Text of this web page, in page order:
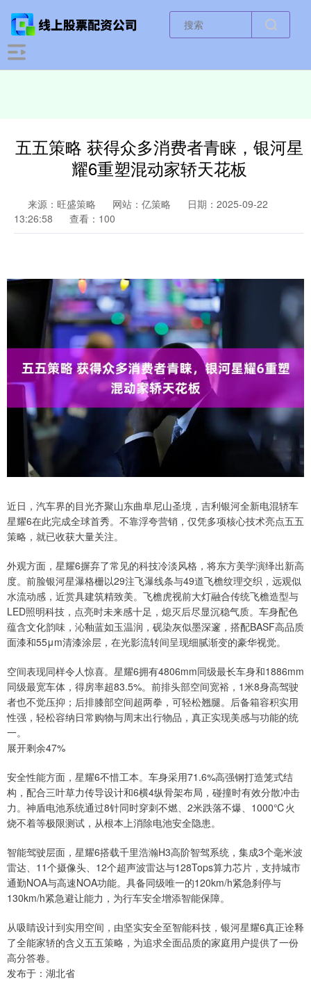
五五策略 获得众多消费者青睐，银河星
耀6重塑混动家轿天花板
来源：旺盛策略 网站：亿策略
日期：2025-09-22
13:26:58
查看：100
近日，汽车界的目光齐聚山东曲阜尼山圣境，吉利银河全新电混轿车
星耀6在此完成全球首秀。不靠浮夸营销，仅凭多项核心技术亮点五五
策略，就已收获大量关注。
外观方面，星耀6摒弃了常见的科技冷淡风格，将东方美学演绎出新高
度。前脸银河星瀑格栅以29注飞瀑线条与49道飞檐纹理交织，远观似
水流动感，近赏具建筑精致美。飞檐虎视前大灯融合传统飞檐造型与
LED照明科技，点亮时未来感十足，熄灭后尽显沉稳气质。车身配色
蕴含文化韵味，沁釉蓝如玉温润，砚染灰似墨深邃，搭配BASF高品质
面漆和55μm清漆涂层，在光影流转间呈现细腻渐变的豪华视觉。
空间表现同样令人惊喜。星耀6拥有4806mm同级最长车身和1886mm
同级最宽车体，得房率超83.5%。前排头部空间宽裕，1米8身高驾驶
者也不觉压抑；后排膝部空间超两拳，可轻松翘腿。后备箱容积实用
性强，轻松容纳日常购物与周末出行物品，真正实现美感与功能的统
一。
展开剩余47%
安全性能方面，星耀6不惜工本。车身采用71.6%高强钢打造笼式结
构，配合三叶草力传导设计和6横4纵骨架布局，碰撞时有效分散冲击
力。神盾电池系统通过8针同时穿刺不燃、2米跌落不爆、1000℃火
烧不着等极限测试，从根本上消除电池安全隐患。
智能驾驶层面，星耀6搭载千里浩瀚H3高阶智驾系统，集成3个毫米波
雷达、11个摄像头、12个超声波雷达与128Tops算力芯片，支持城市
通勤NOA与高速NOA功能。具备同级唯一的120km/h紧急刹停与
130km/h紧急避让能力，为行车安全增添智能保障。
从吸睛设计到实用空间，由坚实安全至智能科技，银河星耀6真正诠释
了全能家轿的含义五五策略，为追求全面品质的家庭用户提供了一份
高分答卷。
发布于：湖北省